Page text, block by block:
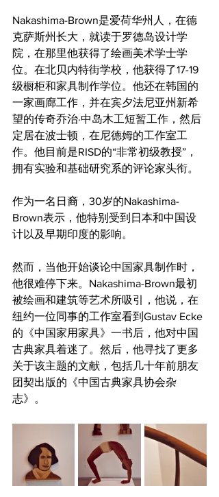
Nakashima-Brown是爱荷华州人，在德
克萨斯州长大，就读于罗德岛设计学
院，在那里他获得了绘画美术学士学
位。在北贝内特街学校，他获得了17-19
级橱柜和家具制作学位。他还在韩国的
一家画廊工作，并在宾夕法尼亚州新希
望的传奇乔治·中岛木工短暂工作，然后
定居在波士顿，在尼德姆的工作室工
作。他目前是RISD的“非常初级教授”，
拥有实验和基础研究系的评论家头衔。
作为一名日裔，30岁的Nakashima-
Brown表示，他特别受到日本和中国设
计以及早期印度的影响。
然而，当他开始谈论中国家具制作时，
他很难停下来。Nakashima-Brown最初
被绘画和建筑等艺术所吸引，他说，在
纽约一位同事的工作室看到Gustav Ecke
的《中国家用家具》一书后，他对中国
古典家具着迷了。然后，他寻找了更多
关于该主题的文献，包括几十年前朋友
团契出版的《中国古典家具协会杂
志》。